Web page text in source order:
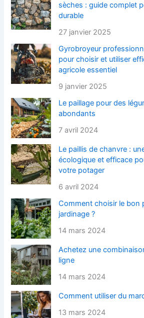
sèches : guide complet
durable
27 janvier 2025
Gyrobroyeur
pour choisir et utiliser
agricole essentiel
9 janvier 2025
Le paillage pour des
abondants
7 avril 2024
Le paillis de chanvre :
écologique et efficace
votre potager
6 avril 2024
Comment choisir le bon
jardinage ?
14 mars 2024
Achetez une
ligne
14 mars 2024
Comment utiliser du
13 mars 2024